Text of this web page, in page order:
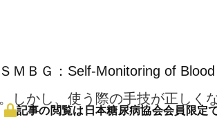
ＭＢＧ：Self-Monitoring of
しかし、使う際の手技が正しく
記事の閲覧は日本糖尿病協会会員限定で